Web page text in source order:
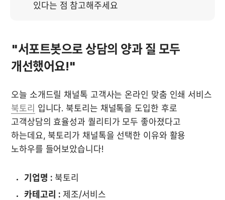
있다는 점 참고해주세요
"서포트봇으로 상담의 양과 질 모두
개선했어요!"
북토리 입니다. 북토리는 채널톡을 도입한 후로
고객상담의 효율성과 퀄리티가 모두 좋아졌다고
하는데요, 북토리가 채널톡을 선택한 이유와 활용
노하우를 들어보았습니다!
기업명 : 북토리
카테고리 : 제조/서비스